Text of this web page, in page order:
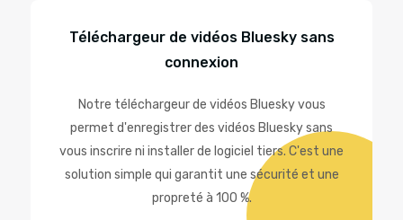
Téléchargeur de vidéos Bluesky sans
connexion
Notre téléchargeur de vidéos Bluesky vous
permet d'enregistrer des vidéos Bluesky sans
vous inscrire ni installer de logiciel tiers. C'est une
solution simple qui garantit une sécurité et une
propreté à 100 %.